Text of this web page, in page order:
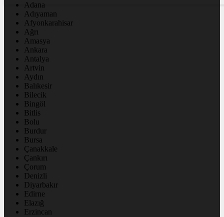
Adana
Adıyaman
Afyonkarahisar
Ağrı
Amasya
Ankara
Antalya
Artvin
Aydın
Balıkesir
Bilecik
Bingöl
Bitlis
Bolu
Burdur
Bursa
Çanakkale
Çankırı
Çorum
Denizli
Diyarbakır
Edirne
Elazığ
Erzincan